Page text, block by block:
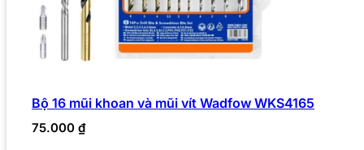
Bộ 16 mũi khoan và mũi vít Wadfow WKS4165
75.000 ₫